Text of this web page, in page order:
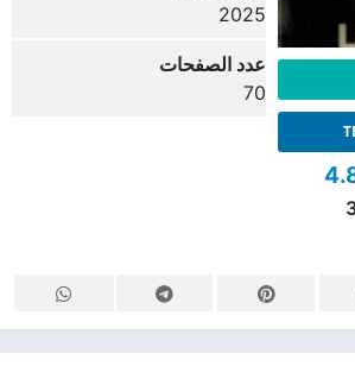
2025
عدد الصفحات
70